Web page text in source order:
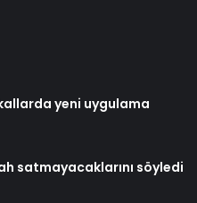
yeni uygulama
satmayacaklarını söyledi